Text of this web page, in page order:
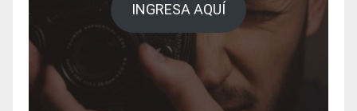
INGRESA AQUÍ